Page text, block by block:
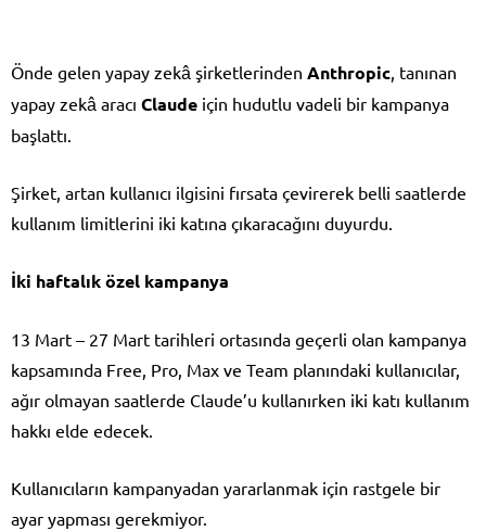
Önde gelen yapay zekâ şirketlerinden Anthropic, tanınan
yapay zekâ aracı Claude için hudutlu vadeli bir kampanya
başlattı.
Şirket, artan kullanıcı ilgisini fırsata çevirerek belli saatlerde
kullanım limitlerini iki katına çıkaracağını duyurdu.
İki haftalık özel kampanya
13 Mart – 27 Mart tarihleri ortasında geçerli olan kampanya
kapsamında Free, Pro, Max ve Team planındaki kullanıcılar,
ağır olmayan saatlerde Claude’u kullanırken iki katı kullanım
hakkı elde edecek.
Kullanıcıların kampanyadan yararlanmak için rastgele bir
ayar yapması gerekmiyor.